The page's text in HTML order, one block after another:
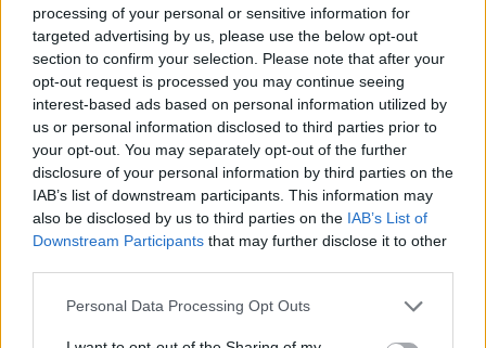
processing of your personal or sensitive information for
targeted advertising by us, please use the below opt-out
section to confirm your selection. Please note that after your
opt-out request is processed you may continue seeing
interest-based ads based on personal information utilized by
us or personal information disclosed to third parties prior to
your opt-out. You may separately opt-out of the further
disclosure of your personal information by third parties on the
IAB’s list of downstream participants. This information may
also be disclosed by us to third parties on the IAB’s List of
Downstream Participants that may further disclose it to other
Personal Data Processing Opt Outs
Hasznos
Impresszum
Szerzői jogok
Adatvédelmi tájékoztató
Cookie-kezelési tájékoztató
Hozzászólási szabályzat
Nyomtatott lapjaink archívuma
Székely Hírmondó archívuma